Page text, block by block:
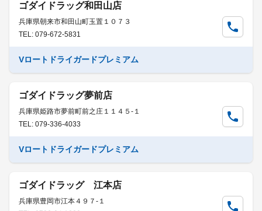
ゴダイドラッグ和田山店
兵庫県朝来市和田山町玉置１０７３
TEL: 079-672-5831
Vロートドライガードプレミアム
ゴダイドラッグ夢前店
兵庫県姫路市夢前町前之庄１１４５-１
TEL: 079-336-4033
Vロートドライガードプレミアム
ゴダイドラッグ 江本店
兵庫県豊岡市江本４９７-１